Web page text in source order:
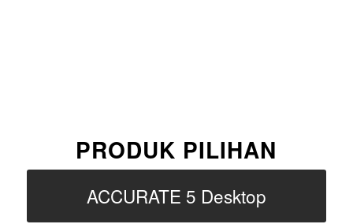
PRODUK PILIHAN
ACCURATE 5 Desktop